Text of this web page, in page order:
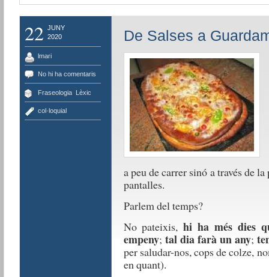
22 JUNY
2020
lmari
No hi ha comentaris
Fraseologia, Lèxic
col·loquial
De Salses a
a peu de carrer sinó a través de
pantalles.
Parlem del temps?
No pateixis,hi ha més dies
empeny; tal dia farà un any;
per saludar-nos, cops de colze,
en quant).